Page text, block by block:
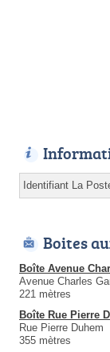
Identifiant La
Boites
Boîte Avenue
Avenue Charles
221 mètres
Boîte Rue Pierre
Rue Pierre Duhem
355 mètres